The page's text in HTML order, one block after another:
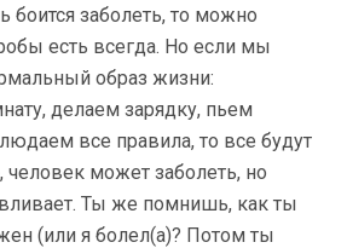
боится заболеть, то можно
есть всегда. Но если мы
образ жизни:
делаем зарядку, пьем
все правила, то все будут
может заболеть, но
Ты же помнишь, как ты
(или я болел(а)? Потом ты